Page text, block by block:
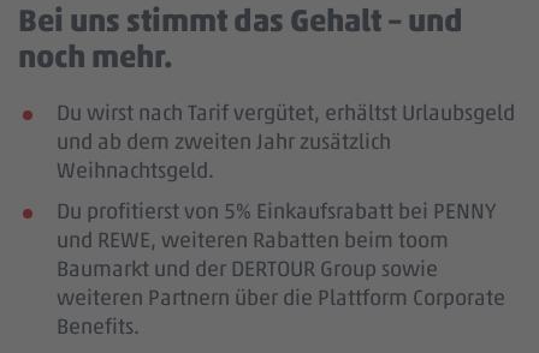
Bei uns stimmt das Gehalt – und
noch mehr.
Du wirst nach Tarif vergütet, erhältst Urlaubsgeld
und ab dem zweiten Jahr zusätzlich
Weihnachtsgeld.
Du profitierst von 5% Einkaufsrabatt bei PENNY
und REWE, weiteren Rabatten beim toom
Baumarkt und der DERTOUR Group sowie
weiteren Partnern über die Plattform Corporate
Benefits.